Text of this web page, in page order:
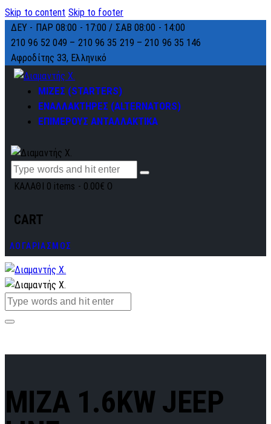
Skip to content Skip to footer
ΔΕΥ - ΠΑΡ 08:00 - 17:00 / ΣΑΒ 08:00 - 14:00
210 96 52 049 – 210 96 35 219 –210 96 35 146
Αφροδίτης 33, Ελληνικό
ΜΙΖΕΣ (STARTERS)
ΕΝΑΛΛΑΚΤΗΡΕΣ (ALTERNATORS)
ΕΠΙΜΕΡΟΥΣ ΑΝΤΑΛΛΑΚΤΙΚΑ
ΚΑΛΑΘΙ 0 items - 0.00€ 0
CART
ΛΟΓΑΡΙΑΣΜΟΣ
MIZA 1.6KW JEEP